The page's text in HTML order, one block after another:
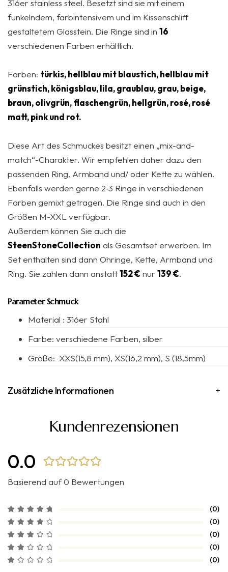
316er stainless steel. Besetzt sind sie mit einem
funkelndem, farbintensivem und im Kissenschliff
gestaltetem Glasstein. Die Ringe sind in 16
verschiedenen Farben erhältlich.
Farben: türkis, hellblau mit blaustich, hellblau mit
grünstich, königsblau, lila, graublau, grau, beige,
braun, olivgrün, flaschengrün, hellgrün, rosé, rosé
matt, pink und rot.
Diese Art des Schmuckes besitzt einen „mix-and-
match“-Charakter. Wir empfehlen daher dazu den
passenden Ring, Armband und/ oder Kette zu wählen.
Ebenfalls werden gerne 2-3 Ringe in verschiedenen
Farben gemixt getragen. Die Ringe sind auch in den
Größen M-XXL verfügbar.
Außerdem können Sie auch die
SteenStoneCollection als Gesamtset erwerben. Im
Set enthalten sind dann Ohringe, Kette, Armband und
Ring. Sie zahlen dann anstatt152 €nur 139 €.
Parameter Schmuck
Material : 316er Stahl
Farbe: verschiedene Farben, silber
Größe: XXS(15,8 mm), XS(16,2 mm), S (18,5mm)
Zusätzliche Informationen
Kundenrezensionen
0.0
Basierend auf 0 Bewertungen
(0)
(0)
(0)
(0)
(0)